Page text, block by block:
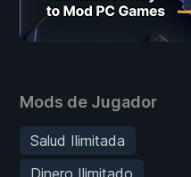
Mods de Jugador
Salud Ilimitada
Dinero Ilimitado